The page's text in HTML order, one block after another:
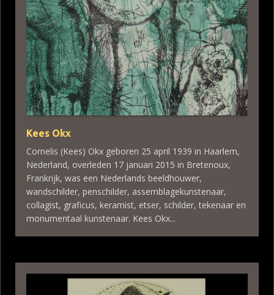
Kees Okx
Cornelis (Kees) Okx geboren 25 april 1939 in Haarlem,
Nederland, overleden 17 januari 2015 in Bretenoux,
Frankrijk, was een Nederlands beeldhouwer,
wandschilder, penschilder, assemblagekunstenaar,
collagist, graficus, keramist, etser, schilder, tekenaar en
monumentaal kunstenaar. Kees Okx...